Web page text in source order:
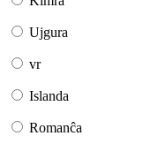
Ujgura
vr
Islanda
Romanĉa